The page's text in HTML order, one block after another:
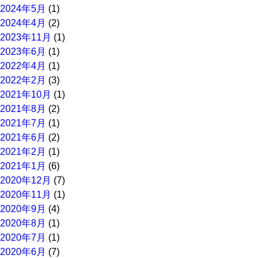
2024年5月 (1)
2024年4月 (2)
2023年11月 (1)
2023年6月 (1)
2022年4月 (1)
2022年2月 (3)
2021年10月 (1)
2021年8月 (2)
2021年7月 (1)
2021年6月 (2)
2021年2月 (1)
2021年1月 (6)
2020年12月 (7)
2020年11月 (1)
2020年9月 (4)
2020年8月 (1)
2020年7月 (1)
2020年6月 (7)